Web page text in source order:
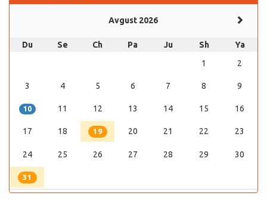
Avgust 2026
Du Se Ch Pa Ju Sh
Ya
1
2
3 4 5 6 7 8 9
10 11 12 13 14 15 16
17 18 19 20 21 22 23
24 25 26 27 28 29 30
31